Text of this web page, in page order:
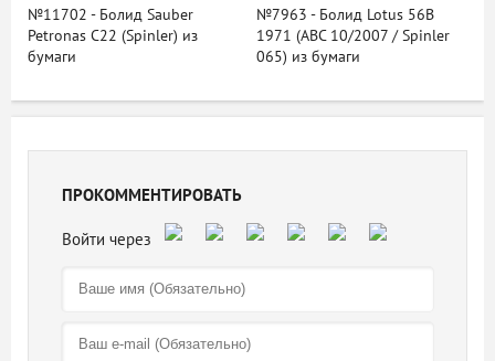
№11702 - Болид Sauber
Petronas C22 (Spinler) из
бумаги
№7963 - Болид Lotus 56B
1971 (ABC 10/2007 / Spinler
065) из бумаги
ПРОКОММЕНТИРОВАТЬ